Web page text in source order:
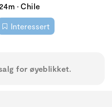
• Chile
Interessert
for øyeblikket.